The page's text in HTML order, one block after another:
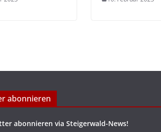
abonnieren
abonnieren via Steigerwald-News!